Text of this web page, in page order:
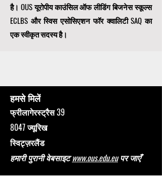
है। OUSयूरोपीय काउंसिल ऑफ लीडिंग बिजनेस स्कूल्स
ECLBS और स्विस एसोसिएशन फॉर क्वालिटी SAQ का
एक स्वीकृत सदस्य है।
हमसे मिलें
फ्रीलागेरस्ट्रैस 39
8047 ज्यूरिख
स्विट्ज़रलैंड
हमारी पुरानी वेबसाइटwww.ous.edu.euपर जाएँ